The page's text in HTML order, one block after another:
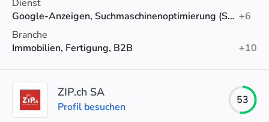
Dienst
Google-Anzeigen, Suchmaschinenoptimierung (SEO), Technisches SEO +6
Branche
Immobilien, Fertigung, B2B
+10
ZIP.ch SA
Profil besuchen
53